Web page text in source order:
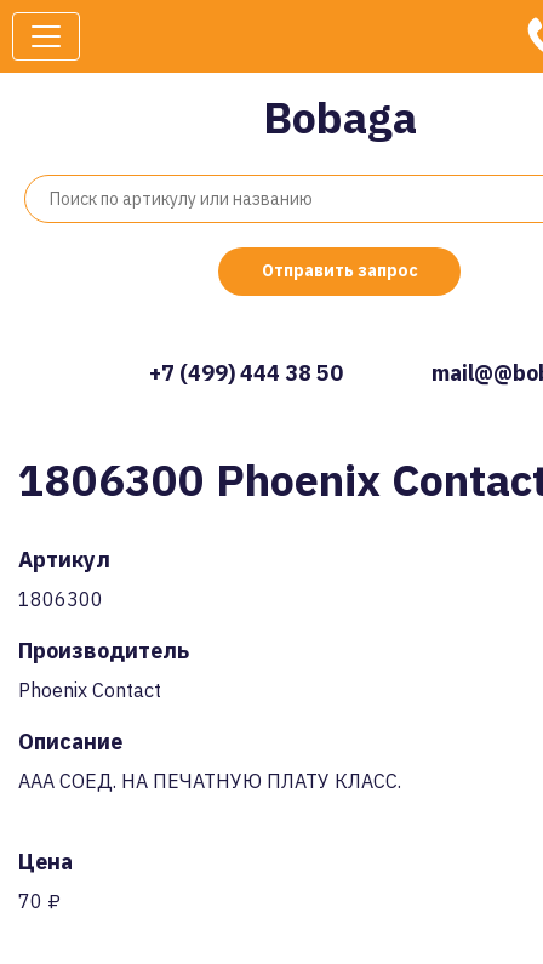
Bobaga
Отправить запрос
+7 (499) 444 38 50
1806300 Phoenix
Артикул
1806300
Производитель
Phoenix Contact
Описание
AAA СОЕД. НА ПЕЧАТНУЮ ПЛАТУ КЛАСС.
Цена
70 ₽